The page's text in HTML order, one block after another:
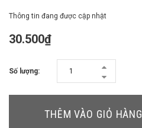
Thông tin đang được cập nhật
30.500₫
Số lượng:
THÊM VÀO GIỎ HÀNG